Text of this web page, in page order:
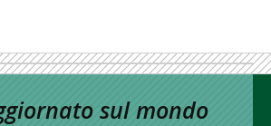
sul mondo